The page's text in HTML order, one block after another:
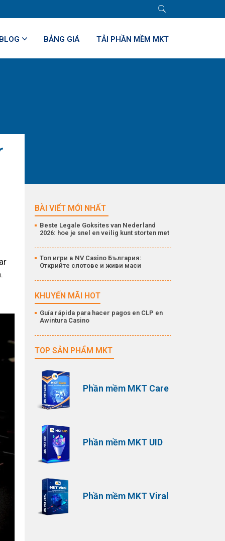
BẢNG GIÁ TẢI PHẦN MỀM MKT
BÀI VIẾT MỚI NHẤT
Beste Legale Goksites van Nederland
2026: hoe je snel en veilig kunt storten met
Топ игри в NV Casino България:
Открийте слотове и живи маси
KHUYẾN MÃI HOT
Guía rápida para hacer pagos en CLP en
Awintura Casino
TOP SẢN PHẨM MKT
Phần mềm MKT Care
Phần mềm MKT UID
Phần mềm MKT Viral